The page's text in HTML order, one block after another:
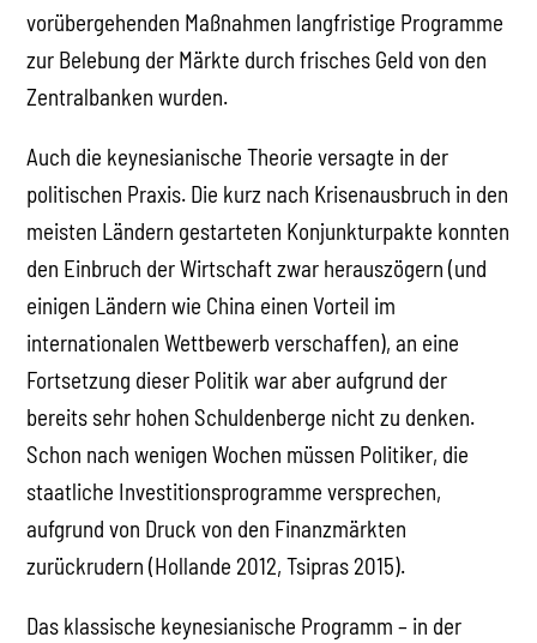
vorübergehenden Maßnahmen langfristige Programme
zur Belebung der Märkte durch frisches Geld von den
Zentralbanken wurden.
Auch die keynesianische Theorie versagte in der
politischen Praxis. Die kurz nach Krisenausbruch in den
meisten Ländern gestarteten Konjunkturpakte konnten
den Einbruch der Wirtschaft zwar herauszögern (und
einigen Ländern wie China einen Vorteil im
internationalen Wettbewerb verschaffen), an eine
Fortsetzung dieser Politik war aber aufgrund der
bereits sehr hohen Schuldenberge nicht zu denken.
Schon nach wenigen Wochen müssen Politiker, die
staatliche Investitionsprogramme versprechen,
aufgrund von Druck von den Finanzmärkten
zurückrudern (Hollande 2012, Tsipras 2015).
Das klassische keynesianische Programm – in der